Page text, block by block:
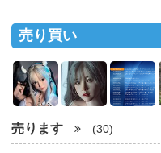
売り買い
売ります (30)